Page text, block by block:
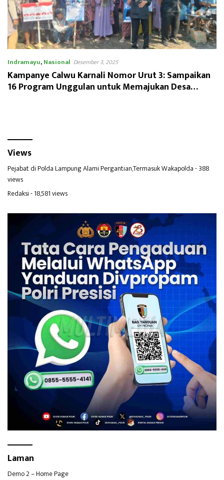
Indramayu,Nasional Desember 3, 2025
Kampanye Calwu Karnali Nomor Urut 3: Sampaikan
16 Program Unggulan untuk Memajukan Desa
Views
Pejabat di Polda Lampung Alami Pergantian,Termasuk Wakapolda- 388
views
Redaksi- 18,581 views
Laman
Demo 2 – Home Page